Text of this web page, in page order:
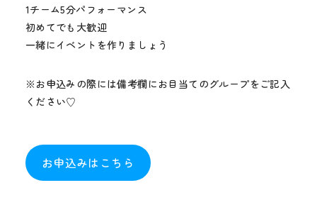
1チーム5分パフォーマンス
初めてでも大歓迎
一緒にイベントを作りましょう
※お申込みの際には備考欄にお目当てのグループをご記入
ください♡
お申込みはこちら